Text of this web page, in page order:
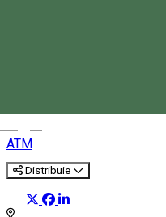
ATM
Distribuie